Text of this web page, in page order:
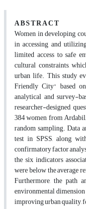
A B S T R A C T
Women in developing
in accessing and
limited access to safe
cultural constraints,
urban life. This study
Friendly City" based
analytical and survey-
researcher-designed
384 women from
random sampling. Data
test in SPSS, along
confirmatory factor
the six indicators
were below the average
Furthermore, the path
environmental
improving urban quality,